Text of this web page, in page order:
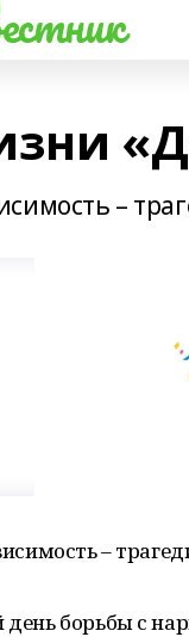
–
–
борьбы с